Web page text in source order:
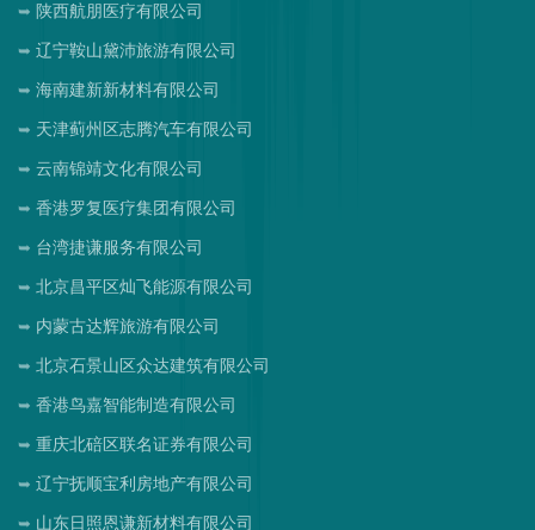
陕西航朋医疗有限公司
辽宁鞍山黛沛旅游有限公司
海南建新新材料有限公司
天津蓟州区志腾汽车有限公司
云南锦靖文化有限公司
香港罗复医疗集团有限公司
台湾捷谦服务有限公司
北京昌平区灿飞能源有限公司
内蒙古达辉旅游有限公司
北京石景山区众达建筑有限公司
香港鸟嘉智能制造有限公司
重庆北碚区联名证券有限公司
辽宁抚顺宝利房地产有限公司
山东日照恩谦新材料有限公司